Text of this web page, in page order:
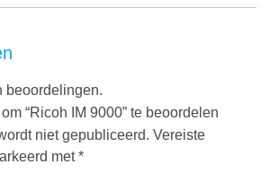
beoordelingen.
“Ricoh IM 9000” te beoordelen
niet gepubliceerd. Vereiste
met*